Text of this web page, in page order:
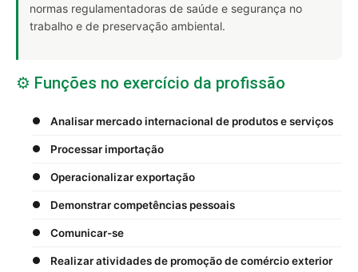
normas regulamentadoras de saúde e segurança no
trabalho e de preservação ambiental.
⚙️ Funções no exercício da profissão
Analisar mercado internacional de produtos e serviços
Processar importação
Operacionalizar exportação
Demonstrar competências pessoais
Comunicar-se
Realizar atividades de promoção de comércio exterior